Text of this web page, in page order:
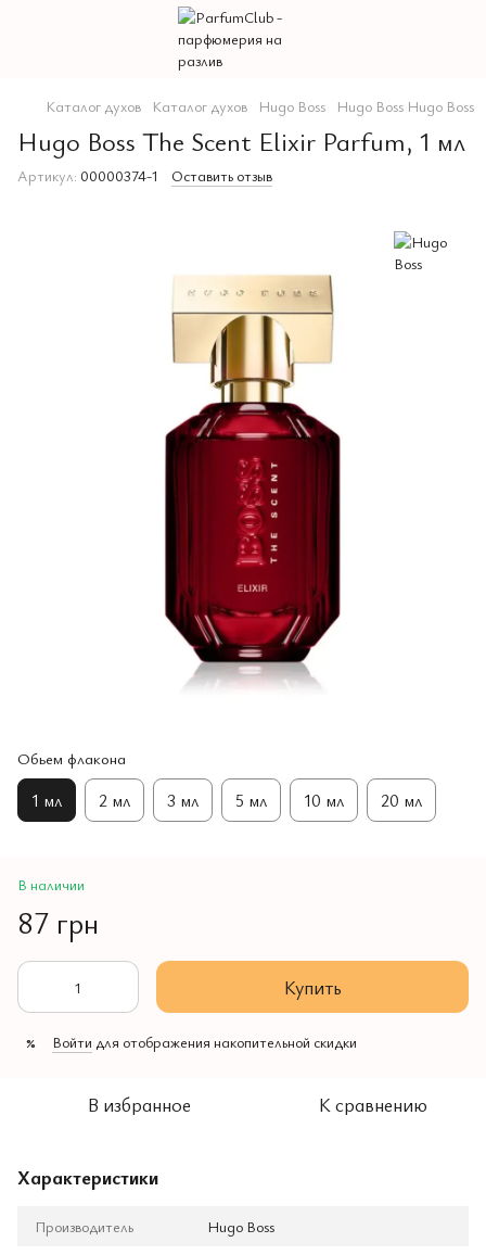
Каталог духов Каталог духов Hugo Boss Hugo Boss Hugo Boss
Hugo Boss The Scent Elixir Parfum, 1 мл
Артикул: 00000374-1 Оставить отзыв
Обьем флакона
1 мл 2 мл 3 мл 5 мл 10 мл 20 мл
В наличии
87 грн
Купить
% Войти для отображения накопительной скидки
В избранное К сравнению
Характеристики
Производитель
Hugo Boss